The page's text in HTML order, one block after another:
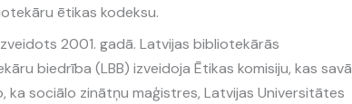
ētikas kodeksu.
2001. gadā. Latvijas bibliotekārās
biedrība (LBB) izveidoja Ētikas komisiju, kas savā
ka sociālo zinātņu maģistres, Latvijas Universitātes